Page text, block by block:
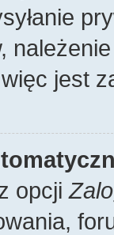
jest
opcji